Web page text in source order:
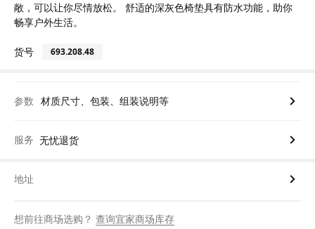
敞，可以让你尽情放松。 舒适的深灰色椅垫具有防水功能，助你
畅享户外生活。
货号 693.208.48
参数 材质尺寸、包装、组装说明等
服务 无忧退货
地址
想前往商场选购？ 查询宜家商场库存